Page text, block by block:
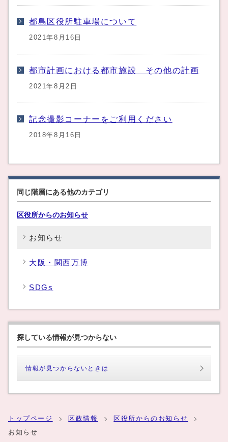
都島区役所駐車場について
2021年8月16日
都市計画における都市施設 その他の計画
2021年8月2日
記念撮影コーナーをご利用ください
2018年8月16日
同じ階層にある他のカテゴリ
区役所からのお知らせ
お知らせ
大阪・関西万博
SDGs
探している情報が見つからない
情報が見つからないときは
トップページ 区政情報
区役所からのお知らせ
お知らせ